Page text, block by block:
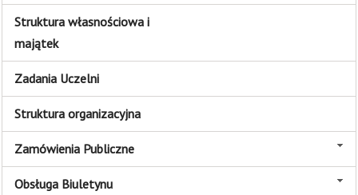
Struktura własnościowa i
majątek
Zadania Uczelni
Struktura organizacyjna
Zamówienia Publiczne
Obsługa Biuletynu